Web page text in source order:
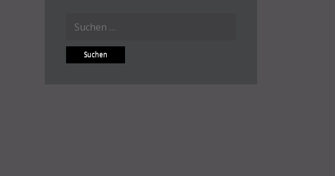
nach: